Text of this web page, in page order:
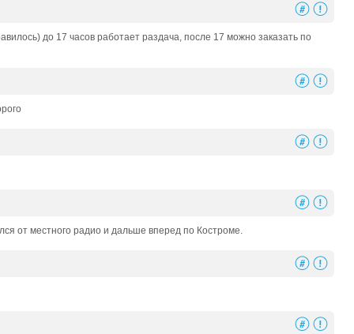
до 17 часов работает раздача, после 17 можно заказать по
от местного радио и дальше вперед по Костроме.